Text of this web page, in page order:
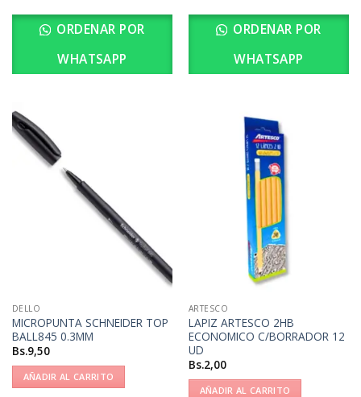
ORDENAR POR
WHATSAPP
ORDENAR POR
WHATSAPP
DELLO
MICROPUNTA SCHNEIDER TOP
BALL845 0.3MM
Bs.9,50
AÑADIR AL CARRITO
ARTESCO
LAPIZ ARTESCO 2HB
ECONOMICO C/BORRADOR 12
UD
Bs.2,00
AÑADIR AL CARRITO